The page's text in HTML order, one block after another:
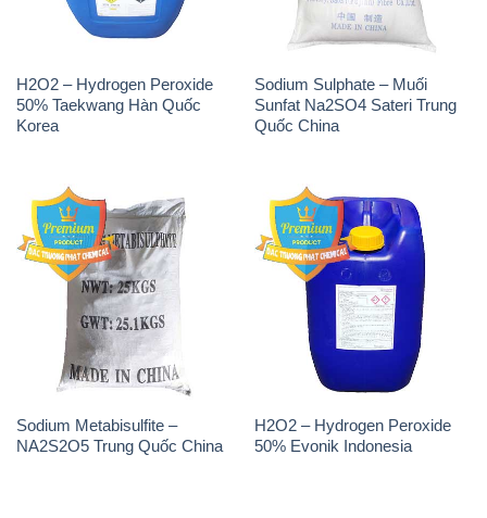
H2O2 – Hydrogen Peroxide
50% Taekwang Hàn Quốc
Korea
Sodium Sulphate – Muối
Sunfat Na2SO4 Sateri Trung
Quốc China
Sodium Metabisulfite –
NA2S2O5 Trung Quốc China
H2O2 – Hydrogen Peroxide
50% Evonik Indonesia